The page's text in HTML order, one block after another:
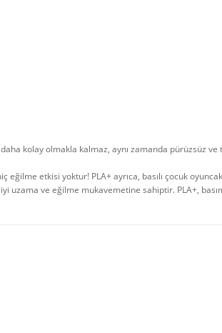
kolay olmakla kalmaz, aynı zamanda pürüzsüz
eğilme etkisi yoktur! PLA+ ayrıca, basılı çocuk
uzama ve eğilme mukavemetine sahiptir. PLA+,